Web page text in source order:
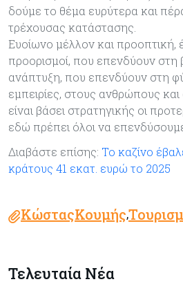
δούμε το θέμα ευρύτερα και
τρέχουσας κατάστασης.
Ευοίωνο μέλλον και προοπτική,
προορισμοί, που επενδύουν στη
ανάπτυξη, που επενδύουν στη
εμπειρίες, στους ανθρώπους
είναι βάσει στρατηγικής οι
εδώ πρέπει όλοι να
Διαβάστε επίσης: Το καζίνο
κράτους 41 εκατ. ευρώ το 2025
ΚώσταςΚουμής,
Τελευταία Νέα